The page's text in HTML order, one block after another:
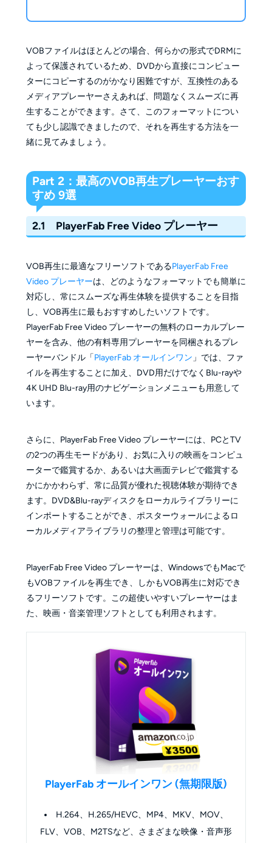
VOBファイルはほとんどの場合、何らかの形式でDRMに
よって保護されているため、DVDから直接にコンピュー
ターにコピーするのがかなり困難ですが、互換性のある
メディアプレーヤーさえあれば、問題なくスムーズに再
生することができます。さて、このフォーマットについ
ても少し認識できましたので、それを再生する方法を一
緒に見てみましょう。
Part 2：最高のVOB再生プレーヤーおす
すめ 9選
2.1 PlayerFab Free Video プレーヤー
VOB再生に最適なフリーソフトであるPlayerFab Free
Video プレーヤーは、どのようなフォーマットでも簡単に
対応し、常にスムーズな再生体験を提供することを目指
し、VOB再生に最もおすすめしたいソフトです。
PlayerFab Free Video プレーヤーの無料のローカルプレー
ヤーを含み、他の有料専用プレーヤーを同梱されるプレ
ーヤーバンドル「PlayerFab オールインワン 」では、ファ
イルを再生することに加え、DVD用だけでなくBlu-rayや
4K UHD Blu-ray用のナビゲーションメニューも用意して
います。
さらに、PlayerFab Free Video プレーヤーには、PCとTV
の2つの再生モードがあり、お気に入りの映画をコンピュ
ーターで鑑賞するか、あるいは大画面テレビで鑑賞する
かにかかわらず、常に品質が優れた視聴体験が期待でき
ます。DVD&Blu-rayディスクをローカルライブラリーに
インポートすることができ、ポスターウォールによるロ
ーカルメディアライブラリの整理と管理は可能です。
PlayerFab Free Video プレーヤーは、WindowsでもMacで
もVOBファイルを再生でき、しかもVOB再生に対応でき
るフリーソフトです。この超使いやすいプレーヤーはま
た、映画・音楽管理ソフトとしても利用されます。
PlayerFab オールインワン (無期限版)
H.264、H.265/HEVC、MP4、MKV、MOV、
FLV、VOB、M2TSなど、さまざまな映像・音声形